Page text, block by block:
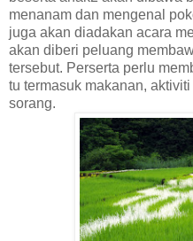
menanam dan mengenal
juga akan diadakan acara
akan diberi peluang
tersebut. Perserta perlu
tu termasuk makanan,
sorang.